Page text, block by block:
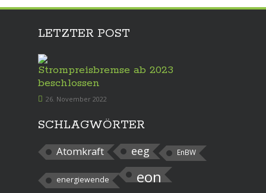
LETZTER POST
Strompreisbremse ab 2023
beschlossen
26. November 2022
SCHLAGWÖRTER
Atomkraft eeg EnBW
energiewende eon